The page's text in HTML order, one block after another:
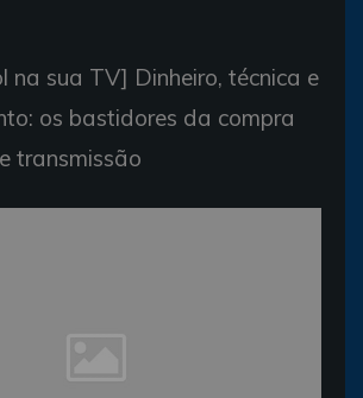
na sua TV] Dinheiro, técnica e
os bastidores da compra
transmissão